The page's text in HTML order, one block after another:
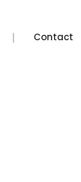
Contact